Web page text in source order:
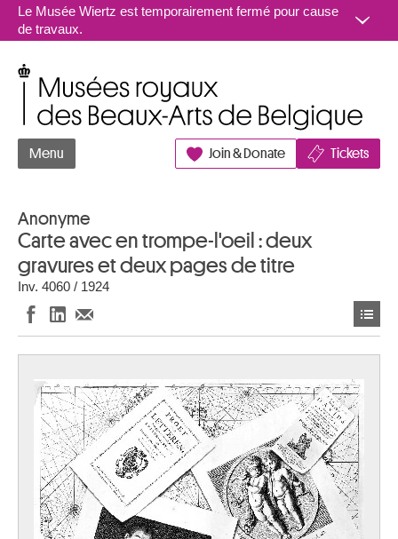
Aller au contenu
Le Musée Wiertz est temporairement fermé pour cause
de travaux.
Menu Join & Donate Tickets
Anonyme
Carte avec en trompe-l'oeil : deux
gravures et deux pages de titre
Inv. 4060 / 1924